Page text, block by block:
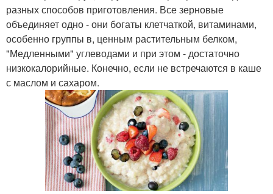
разных способов приготовления. Все зерновые
объединяет одно - они богаты клетчаткой, витаминами,
особенно группы в, ценным растительным белком,
"Медленными" углеводами и при этом - достаточно
низкокалорийные. Конечно, если не встречаются в каше
с маслом и сахаром.